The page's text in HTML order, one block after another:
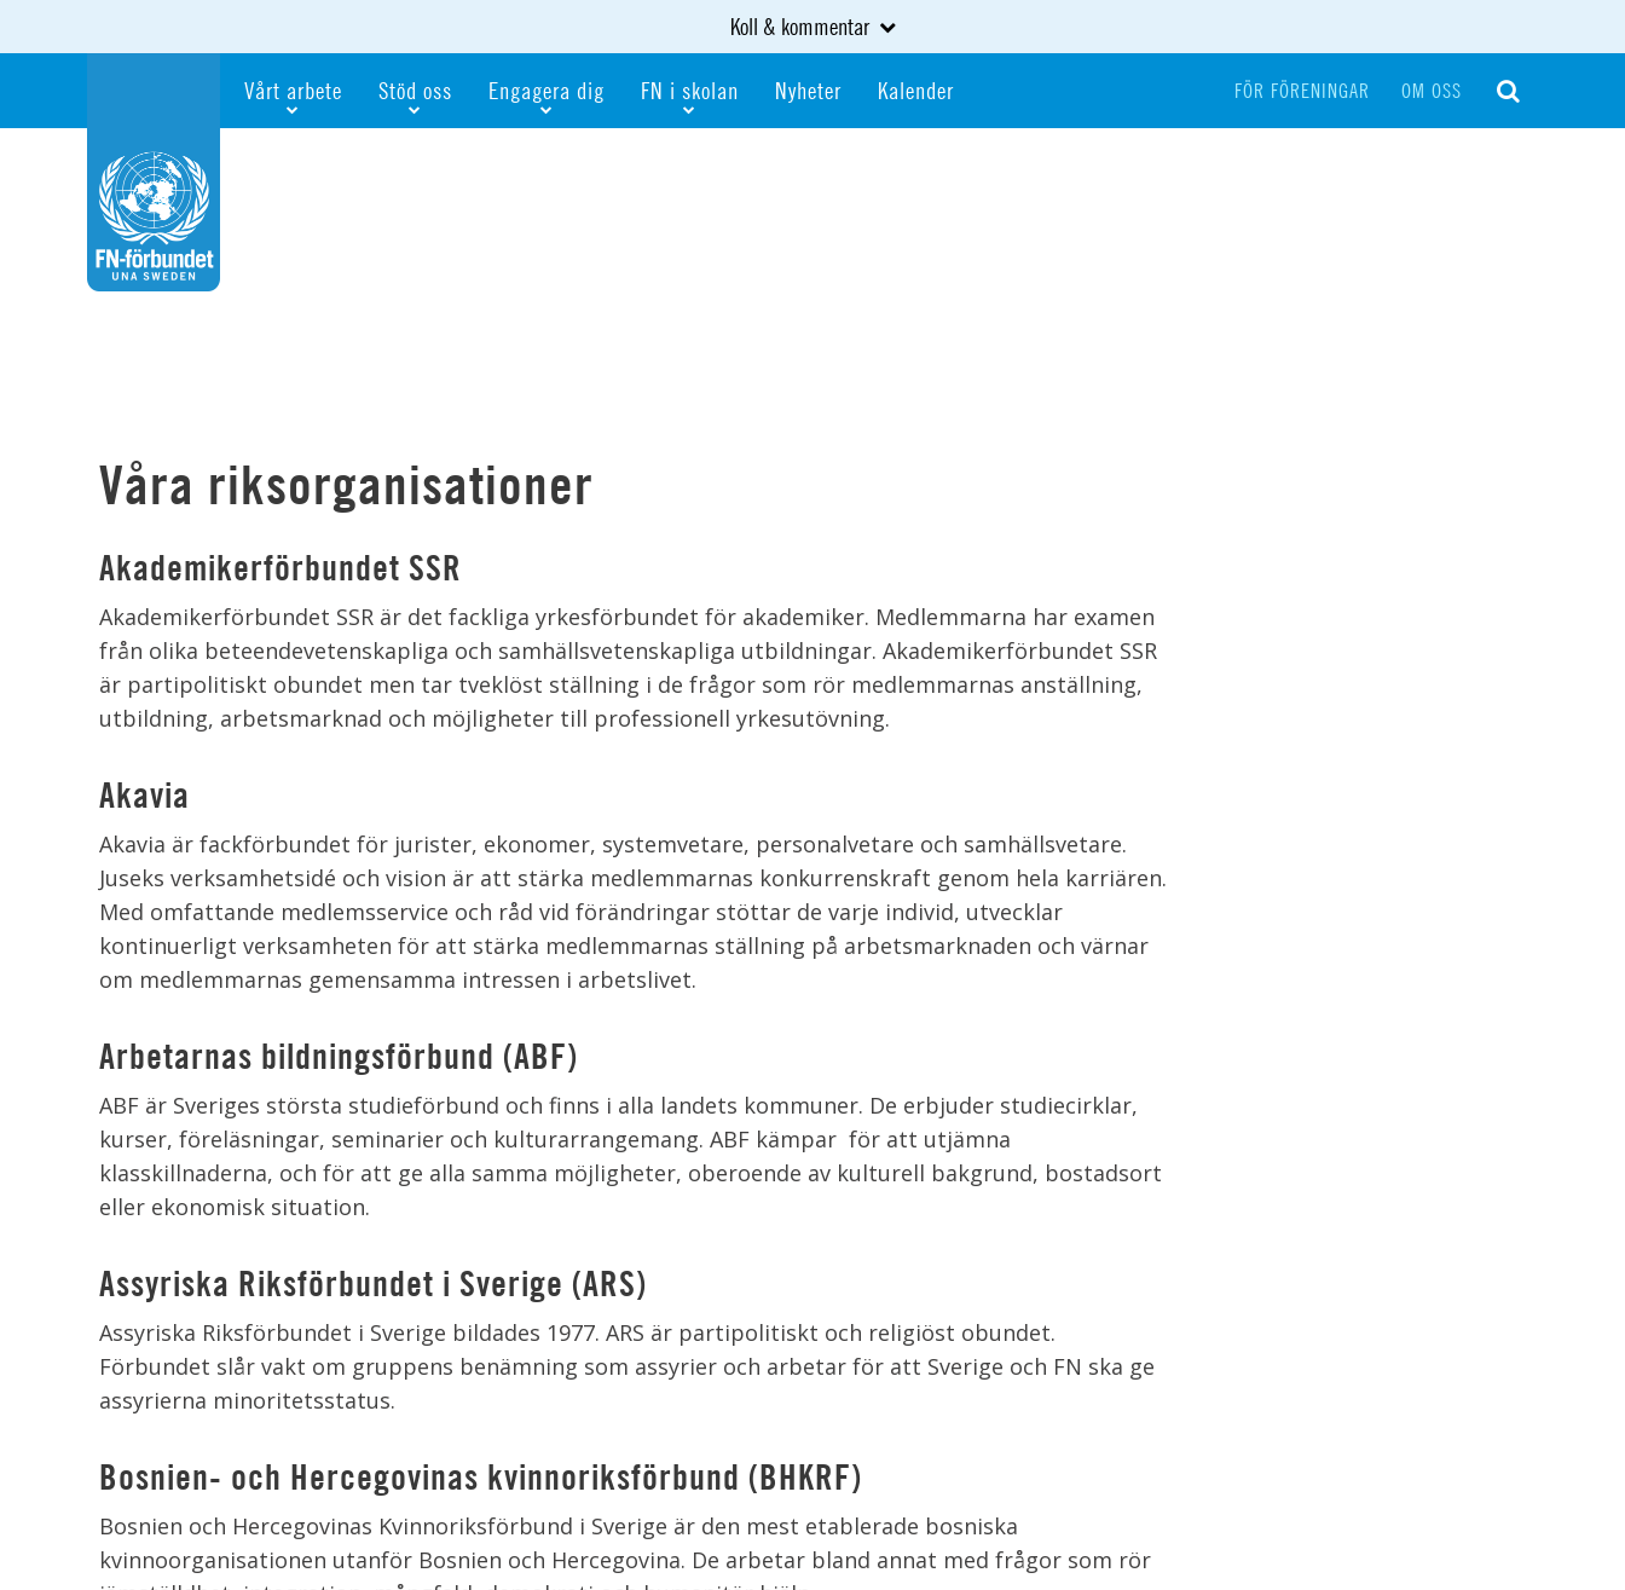
Koll & kommentar
Vårt arbete Stöd oss Engagera dig FN i skolan Nyheter Kalender FÖR FÖRENINGAR OM OSS
Våra riksorganisationer
Akademikerförbundet SSR
Akademikerförbundet SSR är det fackliga yrkesförbundet för akademiker. Medlemmarna har examen
från olika beteendevetenskapliga och samhällsvetenskapliga utbildningar. Akademikerförbundet SSR
är partipolitiskt obundet men tar tveklöst ställning i de frågor som rör medlemmarnas anställning,
utbildning, arbetsmarknad och möjligheter till professionell yrkesutövning.
Akavia
Akavia är fackförbundet för jurister, ekonomer, systemvetare, personalvetare och samhällsvetare.
Juseks verksamhetsidé och vision är att stärka medlemmarnas konkurrenskraft genom hela karriären.
Med omfattande medlemsservice och råd vid förändringar stöttar de varje individ, utvecklar
kontinuerligt verksamheten för att stärka medlemmarnas ställning på arbetsmarknaden och värnar
om medlemmarnas gemensamma intressen i arbetslivet.
Arbetarnas bildningsförbund (ABF)
ABF är Sveriges största studieförbund och finns i alla landets kommuner. De erbjuder studiecirklar,
kurser, föreläsningar, seminarier och kulturarrangemang. ABF kämpar för att utjämna
klasskillnaderna, och för att ge alla samma möjligheter, oberoende av kulturell bakgrund, bostadsort
eller ekonomisk situation.
Assyriska Riksförbundet i Sverige (ARS)
Assyriska Riksförbundet i Sverige bildades 1977. ARS är partipolitiskt och religiöst obundet.
Förbundet slår vakt om gruppens benämning som assyrier och arbetar för att Sverige och FN ska ge
assyrierna minoritetsstatus.
Bosnien- och Hercegovinas kvinnoriksförbund (BHKRF)
Bosnien och Hercegovinas Kvinnoriksförbund i Sverige är den mest etablerade bosniska
kvinnoorganisationen utanför Bosnien och Hercegovina. De arbetar bland annat med frågor som rör